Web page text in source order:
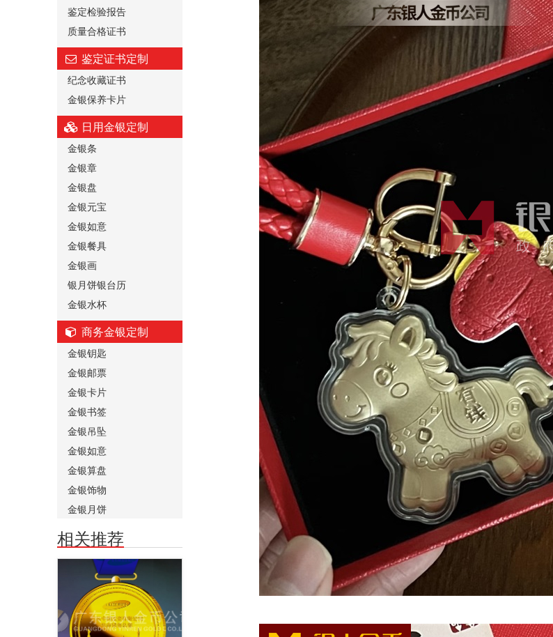
鉴定检验报告
质量合格证书
鉴定证书定制
纪念收藏证书
金银保养卡片
日用金银定制
金银条
金银章
金银盘
金银元宝
金银如意
金银餐具
金银画
银月饼银台历
金银水杯
商务金银定制
金银钥匙
金银邮票
金银卡片
金银书签
金银吊坠
金银如意
金银算盘
金银饰物
金银月饼
相关推荐